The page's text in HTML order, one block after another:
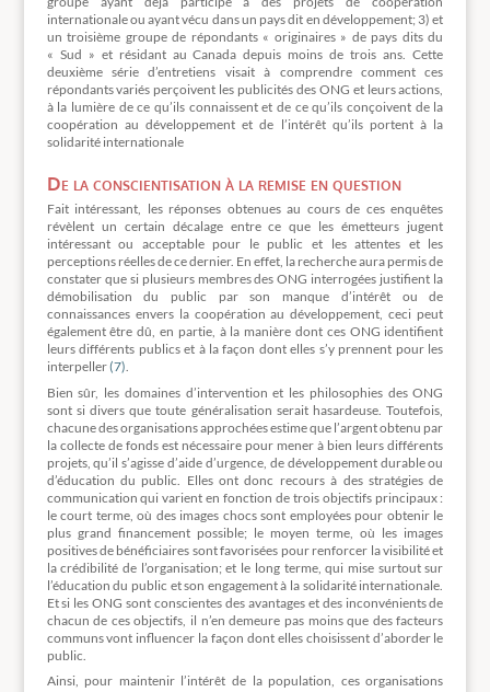
internationale ou ayant vécu dans un pays dit en développement; 3) et
un troisième groupe de répondants « originaires » de pays dits du
« Sud » et résidant au Canada depuis moins de trois ans. Cette
deuxième série d’entretiens visait à comprendre comment ces
répondants variés perçoivent les publicités des ONG et leurs actions,
à la lumière de ce qu’ils connaissent et de ce qu’ils conçoivent de la
coopération au développement et de l’intérêt qu’ils portent à la
solidarité internationale
De la conscientisation à la remise en question
Fait intéressant, les réponses obtenues au cours de ces enquêtes
révèlent un certain décalage entre ce que les émetteurs jugent
intéressant ou acceptable pour le public et les attentes et les
perceptions réelles de ce dernier. En effet, la recherche aura permis de
constater que si plusieurs membres des ONG interrogées justifient la
démobilisation du public par son manque d’intérêt ou de
connaissances envers la coopération au développement, ceci peut
également être dû, en partie, à la manière dont ces ONG identifient
leurs différents publics et à la façon dont elles s’y prennent pour les
interpeller(7).
Bien sûr, les domaines d’intervention et les philosophies des ONG
sont si divers que toute généralisation serait hasardeuse. Toutefois,
chacune des organisations approchées estime que l’argent obtenu par
la collecte de fonds est nécessaire pour mener à bien leurs différents
projets, qu’il s’agisse d’aide d’urgence, de développement durable ou
d’éducation du public. Elles ont donc recours à des stratégies de
communication qui varient en fonction de trois objectifs principaux :
le court terme, où des images chocs sont employées pour obtenir le
plus grand financement possible; le moyen terme, où les images
positives de bénéficiaires sont favorisées pour renforcer la visibilité et
la crédibilité de l’organisation; et le long terme, qui mise surtout sur
l’éducation du public et son engagement à la solidarité internationale.
Et si les ONG sont conscientes des avantages et des inconvénients de
chacun de ces objectifs, il n’en demeure pas moins que des facteurs
communs vont influencer la façon dont elles choisissent d’aborder le
public.
Ainsi, pour maintenir l’intérêt de la population, ces organisations